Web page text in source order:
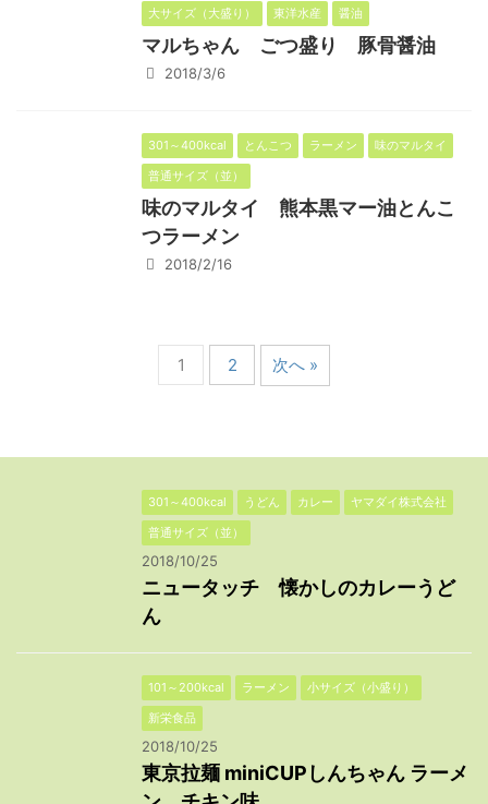
大サイズ（大盛り）
東洋水産 醤油
マルちゃん ごつ盛り 豚骨醤油
2018/3/6
301～400kcal とんこつ ラーメン
味のマルタイ
普通サイズ（並）
味のマルタイ 熊本黒マー油とんこ
つラーメン
2018/2/16
1 2 次へ »
301～400kcal うどん カレー
ヤマダイ株式会社
普通サイズ（並）
2018/10/25
ニュータッチ 懐かしのカレーうど
ん
101～200kcal ラーメン
小サイズ（小盛り）
新栄食品
2018/10/25
東京拉麺 miniCUPしんちゃん ラーメ